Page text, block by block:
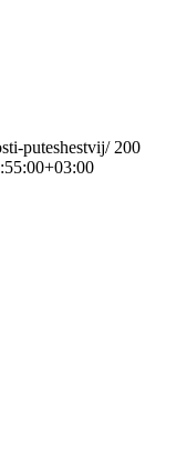
puteshestvij/ 200